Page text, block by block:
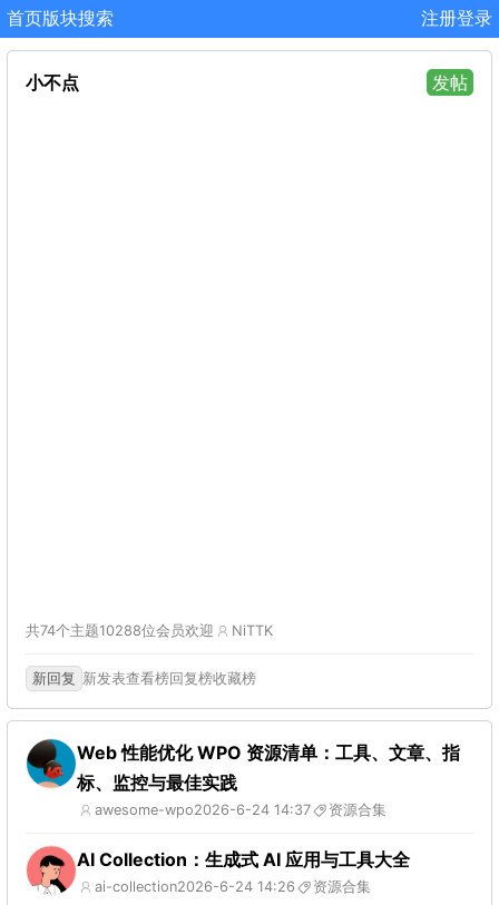
首页版块搜索 注册登录
小不点 发帖
共74个主题10288位会员欢迎 NiTTK
新回复 新发表查看榜回复榜收藏榜
Web 性能优化 WPO 资源清单：工具、文章、指
标、监控与最佳实践
awesome-wpo2026-6-24 14:37 资源合集
AI Collection：生成式 AI 应用与工具大全
ai-collection2026-6-24 14:26 资源合集